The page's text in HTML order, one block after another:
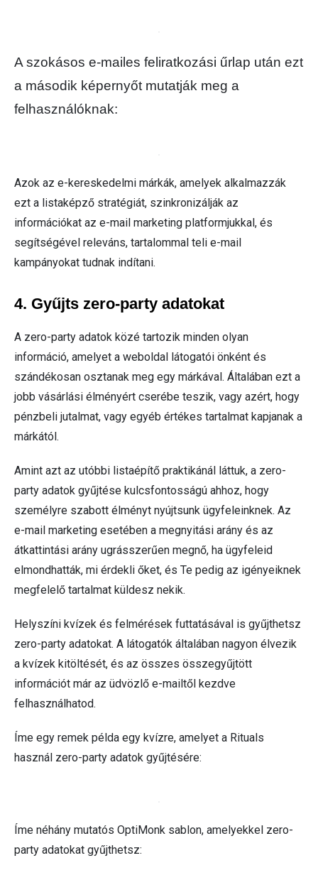
A szokásos e-mailes feliratkozási űrlap után ezt
a második képernyőt mutatják meg a
felhasználóknak:
Azok az e-kereskedelmi márkák, amelyek alkalmazzák
ezt a listaképző stratégiát, szinkronizálják az
információkat az e-mail marketing platformjukkal, és
segítségével releváns, tartalommal teli e-mail
kampányokat tudnak indítani.
4. Gyűjts zero-party adatokat
A zero-party adatok közé tartozik minden olyan
információ, amelyet a weboldal látogatói önként és
szándékosan osztanak meg egy márkával. Általában ezt a
jobb vásárlási élményért cserébe teszik, vagy azért, hogy
pénzbeli jutalmat, vagy egyéb értékes tartalmat kapjanak a
márkától.
Amint azt az utóbbi listaépítő praktikánál láttuk, a zero-
party adatok gyűjtése kulcsfontosságú ahhoz, hogy
személyre szabott élményt nyújtsunk ügyfeleinknek. Az
e-mail marketing esetében a megnyitási arány és az
átkattintási arány ugrásszerűen megnő, ha ügyfeleid
elmondhatták, mi érdekli őket, és Te pedig az igényeiknek
megfelelő tartalmat küldesz nekik.
Helyszíni kvízek és felmérések futtatásával is gyűjthetsz
zero-party adatokat. A látogatók általában nagyon élvezik
a kvízek kitöltését, és az összes összegyűjtött
információt már az üdvözlő e-mailtől kezdve
felhasználhatod.
Íme egy remek példa egy kvízre, amelyet a Rituals
használ zero-party adatok gyűjtésére:
Íme néhány mutatós OptiMonk sablon, amelyekkel zero-
party adatokat gyűjthetsz: